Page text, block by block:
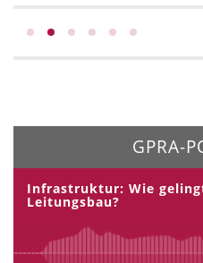
GPRA-
Infrastruktur: Wie
Leitungsbau?